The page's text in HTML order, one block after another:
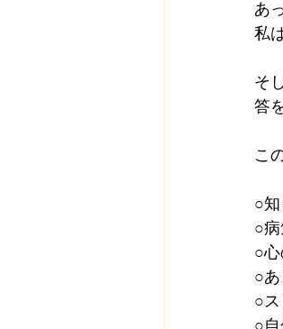
あ
私
そ
答
こ
○
○
○
○
○